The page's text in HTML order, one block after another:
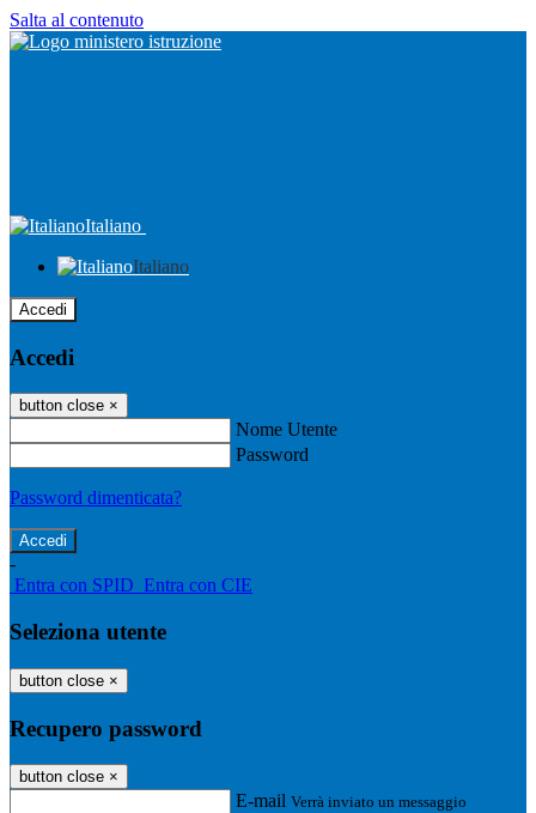
Salta al contenuto
Italiano
Italiano
Accedi
Accedi
button close ×
Nome Utente
Password
Password dimenticata?
-
Entra con SPID Entra con CIE
Seleziona utente
button close ×
Recupero password
button close ×
E-mail Verrà inviato un messaggio